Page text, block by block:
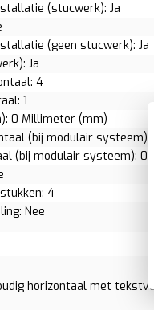
(stucwerk): Ja
(geen stucwerk): Ja
Ja
4
1
0 Millimeter (mm)
(bij modulair systeem): 0
(bij modulair systeem): 0
4
Nee
horizontaal met